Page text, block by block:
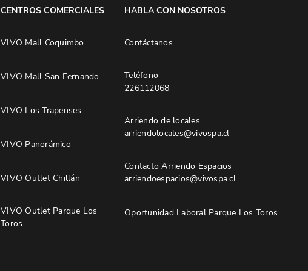
CENTROS COMERCIALES
VIVO Mall Coquimbo
VIVO Mall San Fernando
VIVO Los Trapenses
VIVO Panorámico
VIVO Outlet Chillán
VIVO Outlet Parque Los
Toros
HABLA CON NOSOTROS
Contáctanos
Teléfono
226112068
Arriendo de locales
arriendolocales@vivospa.cl
Contacto Arriendo Espacios
arriendoespacios@vivospa.cl
Oportunidad Laboral Parque Los Toros